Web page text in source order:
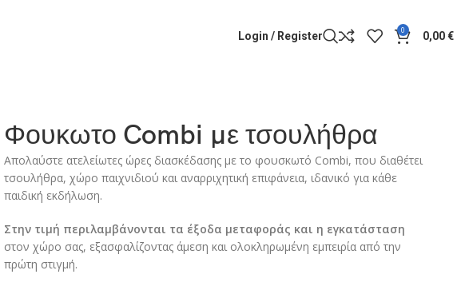
Login / Register 0 0,00€
Φουκωτο Combi με τσουλήθρα
Απολαύστε ατελείωτες ώρες διασκέδασης με το φουσκωτό Combi, που διαθέτει
τσουλήθρα, χώρο παιχνιδιού και αναρριχητική επιφάνεια, ιδανικό για κάθε
παιδική εκδήλωση.
Στην τιμή περιλαμβάνονται τα έξοδα μεταφοράς και η εγκατάσταση
στον χώρο σας, εξασφαλίζοντας άμεση και ολοκληρωμένη εμπειρία από την
πρώτη στιγμή.